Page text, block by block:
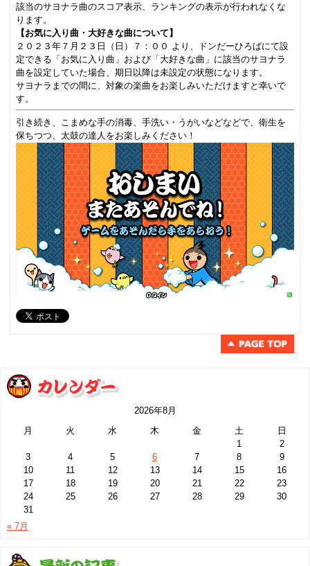
該当のサヨナラ曲のスコア表示、ランキングの表示が行われなくな
ります。
【お気に入り曲・大好きな曲について】
２０２３年７月２３日（日）７：００ より、ドンだーひろばにて設
定できる「お気に入り曲」および「大好きな曲」に該当のサヨナラ
曲を設定していた場合、期日以降は未設定の状態になります。
サヨナラまでの間に、対象の楽曲をお楽しみいただけますと幸いで
す。
引き続き、こまめな手の消毒、手洗い・うがいなどなどで、衛生を
保ちつつ、太鼓の達人をお楽しみください！
2026年8月
月
火 水 木 金 土
日
1
2
3
4 5 6 7 8
9
10
11 12 13 14 15
16
17
18 19 20 21 22
23
24
25 26 27 28 29
30
31
« 7月